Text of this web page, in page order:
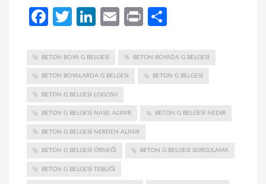
Facebook
Twitter
LinkedIn
Email
Print
BETON BOYA G BELGESI BETON BOYADA G BELGESI
BETON BOYALARDA G BELGESI BETON G BELGESI
BETON G BELGESI LOGOSU
BETON G BELGESI NASIL ALINIR BETON G BELGESI NEDIR
BETON G BELGESI NERDEN ALINIR
BETON G BELGESI ÖRNEĞI BETON G BELGESI SORGULAMA
BETON G BELGESI TEBLIĞI